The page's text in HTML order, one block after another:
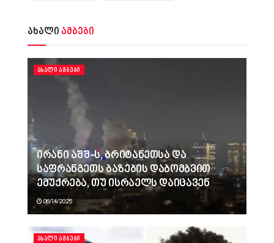
ახალი ამბები
ᲐᲮᲐᲚᲘ ᲐᲛᲑᲔᲑᲘ
ირანი აშშ-ს, ბრიტანეთსა და
საფრანგეთს ბაზების დაბომბვით
ემუქრება, თუ ისრაელს დაიცავენ
06/14/2025
ᲐᲮᲐᲚᲘ ᲐᲛᲑᲔᲑᲘ